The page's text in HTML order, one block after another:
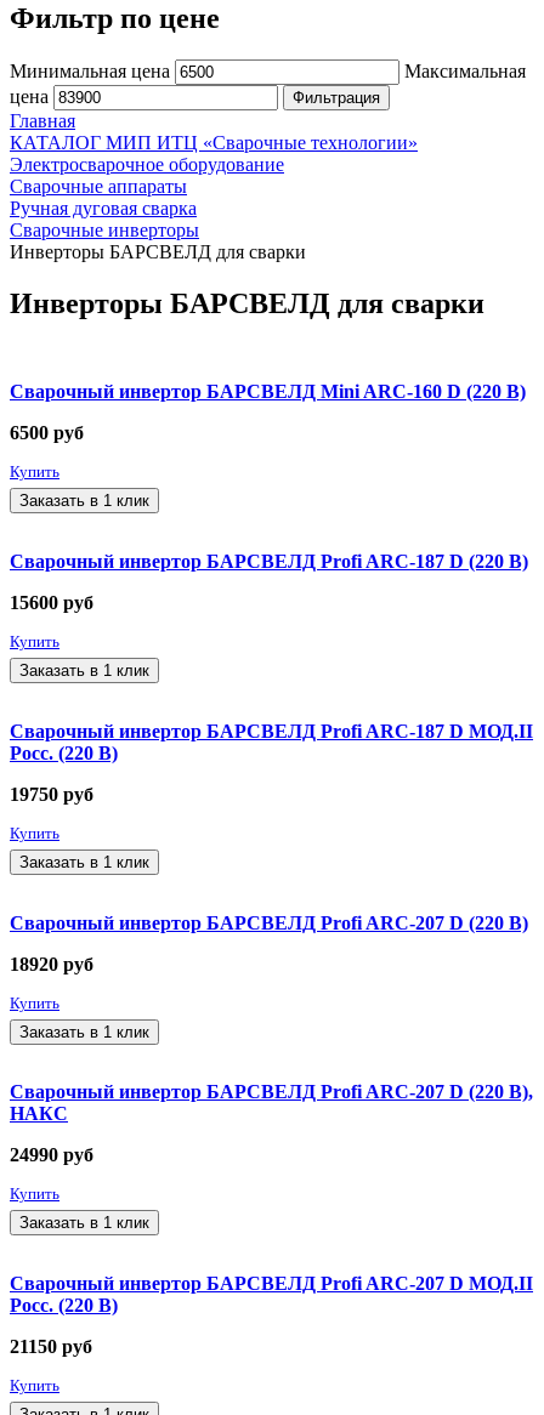
Фильтр по цене
Минимальная цена
Максимальная
цена
Фильтрация
Главная
КАТАЛОГ МИП ИТЦ «Сварочные технологии»
Электросварочное оборудование
Сварочные аппараты
Ручная дуговая сварка
Сварочные инверторы
Инверторы БАРСВЕЛД для сварки
Инверторы БАРСВЕЛД для сварки
Сварочный инвертор БАРСВЕЛД Mini ARC-160 D (220 В)
6500 руб
Купить
Заказать в 1 клик
Сварочный инвертор БАРСВЕЛД Profi ARC-187 D (220 В)
15600 руб
Купить
Заказать в 1 клик
Сварочный инвертор БАРСВЕЛД Profi ARC-187 D МОД.II
Росс. (220 В)
19750 руб
Купить
Заказать в 1 клик
Сварочный инвертор БАРСВЕЛД Profi ARC-207 D (220 В)
18920 руб
Купить
Заказать в 1 клик
Сварочный инвертор БАРСВЕЛД Profi ARC-207 D (220 В),
НАКС
24990 руб
Купить
Заказать в 1 клик
Сварочный инвертор БАРСВЕЛД Profi ARC-207 D МОД.II
Росс. (220 В)
21150 руб
Купить